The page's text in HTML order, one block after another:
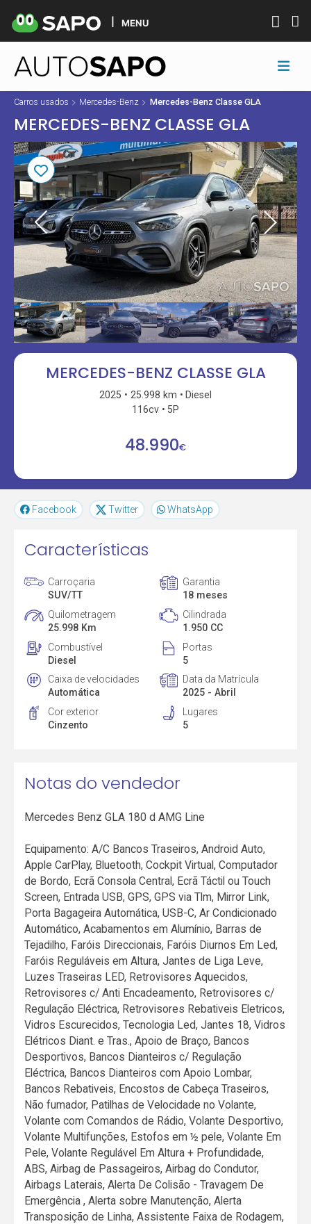
MENU
Carros usados Mercedes-Benz Mercedes-Benz Classe GLA
MERCEDES-BENZ CLASSE GLA
MERCEDES-BENZ CLASSE GLA
2025 25.998 km
Diesel
116cv
5P
48.990€
Facebook Twitter WhatsApp
Características
Carroçaria
SUV/TT
Garantia
18 meses
Quilometragem
25.998 Km
Cilindrada
1.950 CC
Combustível
Diesel
Portas
5
Caixa de velocidades
Automática
Data da Matrícula
2025 - Abril
Cor exterior
Cinzento
Lugares
5
Notas do vendedor
Mercedes Benz GLA 180 d AMG Line
Equipamento: A/C Bancos Traseiros, Android Auto,
Apple CarPlay, Bluetooth, Cockpit Virtual, Computador
de Bordo, Ecrã Consola Central, Ecrã Táctil ou Touch
Screen, Entrada USB, GPS, GPS via Tlm, Mirror Link,
Porta Bagageira Automática, USB-C, Ar Condicionado
Automático, Acabamentos em Alumínio, Barras de
Tejadilho, Faróis Direccionais, Faróis Diurnos Em Led,
Faróis Reguláveis em Altura, Jantes de Liga Leve,
Luzes Traseiras LED, Retrovisores Aquecidos,
Retrovisores c/ Anti Encadeamento, Retrovisores c/
Regulação Eléctrica, Retrovisores Rebativeis Eletricos,
Vidros Escurecidos, Tecnologia Led, Jantes 18, Vidros
Elétricos Diant. e Tras., Apoio de Braço, Bancos
Desportivos, Bancos Dianteiros c/ Regulação
Eléctrica, Bancos Dianteiros com Apoio Lombar,
Bancos Rebativeis, Encostos de Cabeça Traseiros,
Não fumador, Patilhas de Velocidade no Volante,
Volante com Comandos de Rádio, Volante Desportivo,
Volante Multifunções, Estofos em ½ pele, Volante Em
Pele, Volante Regulável Em Altura + Profundidade,
ABS, Airbag de Passageiros, Airbag do Condutor,
Airbags Laterais, Alerta De Colisão - Travagem De
Emergência , Alerta sobre Manutenção, Alerta
Transposição de Linha, Assistente Faixa de Rodagem,